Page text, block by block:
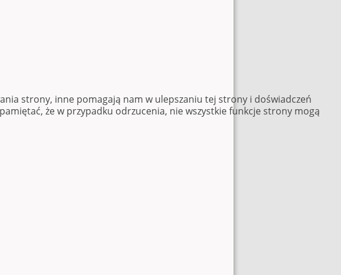
strony, inne pomagają nam w ulepszaniu tej strony i doświadczeń
że w przypadku odrzucenia, nie wszystkie funkcje strony mogą